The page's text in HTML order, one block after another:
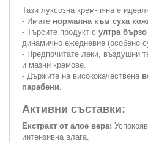
Тази луксозна крем-пяна е
- Имате нормална към суха
- Търсите продукт с ултра
динамично ежедневие (особено
- Предпочитате леки, въздушни
и мазни кремове.
- Държите на висококачествена
парабени
Активни съставки:
Екстракт от алое вера:
интензивна влага.